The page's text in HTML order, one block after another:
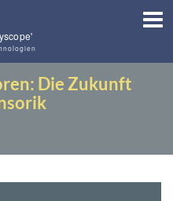
Die Zukunft